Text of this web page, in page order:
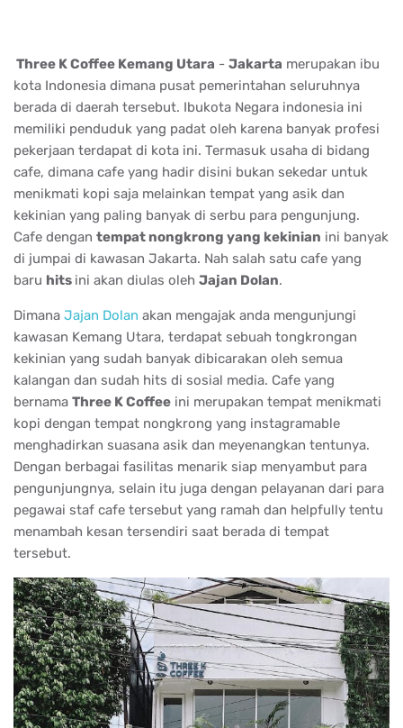
Three K Coffee Kemang Utara - Jakarta merupakan ibu
kota Indonesia dimana pusat pemerintahan seluruhnya
berada di daerah tersebut. Ibukota Negara indonesia ini
memiliki penduduk yang padat oleh karena banyak profesi
pekerjaan terdapat di kota ini. Termasuk usaha di bidang
cafe, dimana cafe yang hadir disini bukan sekedar untuk
menikmati kopi saja melainkan tempat yang asik dan
kekinian yang paling banyak di serbu para pengunjung.
Cafe dengan tempat nongkrong yang kekinian ini banyak
di jumpai di kawasan Jakarta. Nah salah satu cafe yang
baru hits ini akan diulas oleh Jajan Dolan.
Dimana Jajan Dolan akan mengajak anda mengunjungi
kawasan Kemang Utara, terdapat sebuah tongkrongan
kekinian yang sudah banyak dibicarakan oleh semua
kalangan dan sudah hits di sosial media. Cafe yang
bernama Three K Coffee ini merupakan tempat menikmati
kopi dengan tempat nongkrong yang instagramable
menghadirkan suasana asik dan meyenangkan tentunya.
Dengan berbagai fasilitas menarik siap menyambut para
pengunjungnya, selain itu juga dengan pelayanan dari para
pegawai staf cafe tersebut yang ramah dan helpfully tentu
menambah kesan tersendiri saat berada di tempat
tersebut.